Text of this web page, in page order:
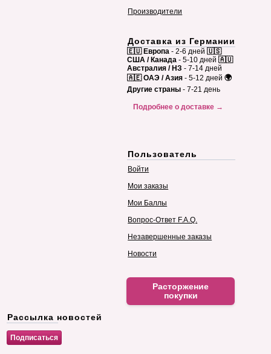
Производители
Доставка из Германии
🇪🇺 Европа - 2-6 дней 🇺🇸
США / Канада - 5-10 дней 🇦🇺
Австралия / НЗ - 7-14 дней
🇦🇪 ОАЭ / Азия - 5-12 дней 🌍
Другие страны - 7-21 день
Подробнее о доставке →
Пользователь
Войти
Мои заказы
Мои Баллы
Вопрос-Ответ F.A.Q.
Незавершенные заказы
Новости
Расторжение
покупки
Рассылка новостей